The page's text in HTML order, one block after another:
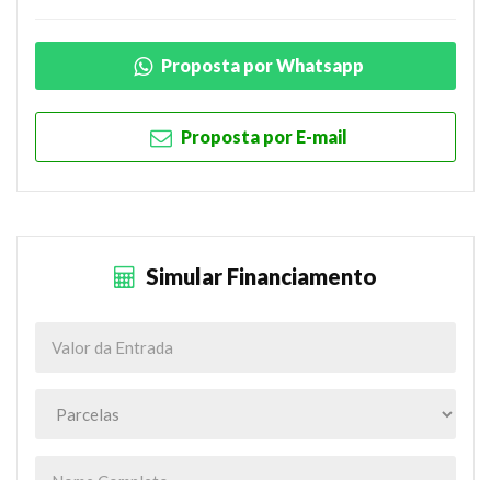
Proposta por Whatsapp
Proposta por E-mail
Simular Financiamento